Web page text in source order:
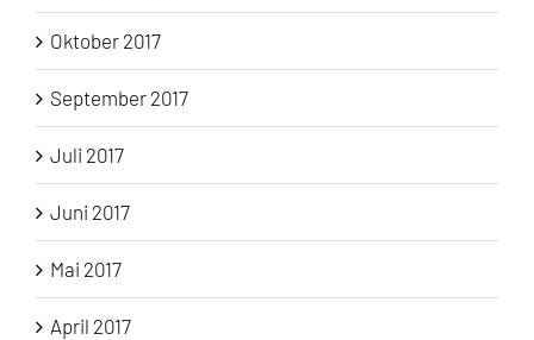
Oktober 2017
September 2017
Juli 2017
Juni 2017
Mai 2017
April 2017